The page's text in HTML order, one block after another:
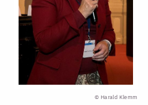
© Harald Klemm